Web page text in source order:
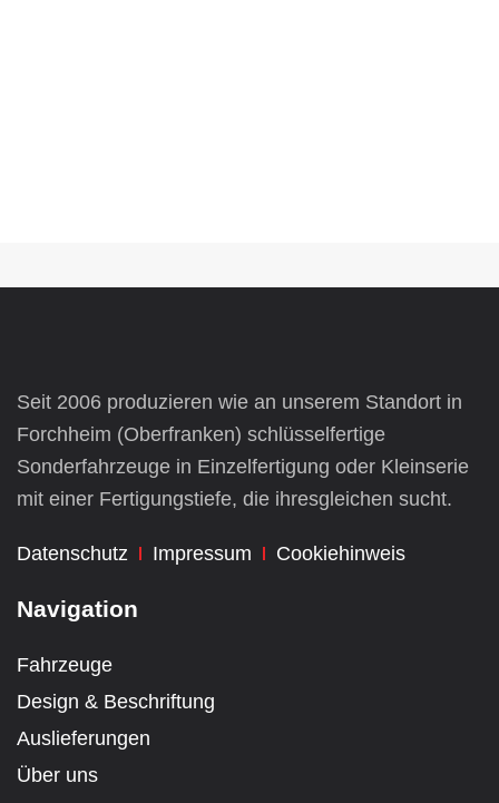
Seit 2006 produzieren wie an unserem Standort in
Forchheim (Oberfranken) schlüsselfertige
Sonderfahrzeuge in Einzelfertigung oder Kleinserie
mit einer Fertigungstiefe, die ihresgleichen sucht.
Datenschutz Impressum Cookiehinweis
Navigation
Fahrzeuge
Design & Beschriftung
Auslieferungen
Über uns